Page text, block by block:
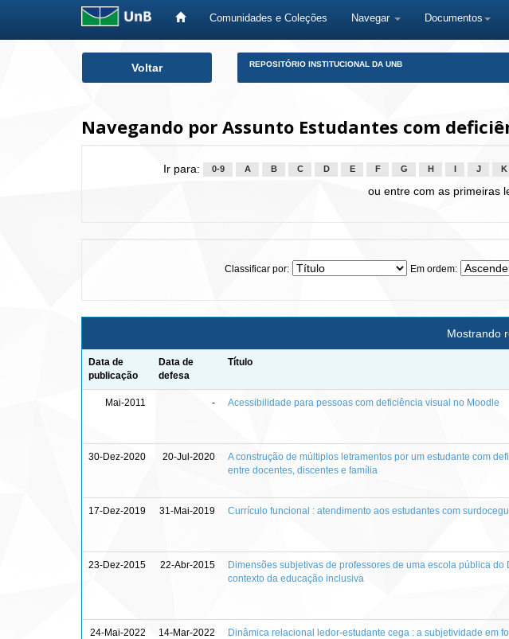
Comunidades e Coleções Navegar Documentos
Voltar REPOSITÓRIO INSTITUCIONAL DA UNB
Navegando por Assunto Estudantes com
Ir para: 0-9 A B C D E F G H J K
ou entre com as primeiras
Classificar por: Em ordem:
Mostrando
Data de
publicação
Data de
defesa
Título
Mai-2011 - Acessibilidade para pessoas com deficiência visual no Moodle
30-Dez-2020 20-Jul-2020
A construção de múltiplos letramentos por um estudante com
entre docentes, discentes e família
17-Dez-2019 31-Mai-2019 Currículo funcional : atendimento aos estudantes com
23-Dez-2015 22-Abr-2015
Dimensões subjetivas de professores de uma escola pública do
contexto da educação inclusiva
24-Mai-2022 14-Mar-2022 Dinâmica relacional ledor-estudante cega : a subjetividade em